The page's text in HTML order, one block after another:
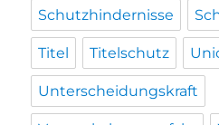
Schutzhindernisse
Titel Titelschutz
Unterscheidungskraft